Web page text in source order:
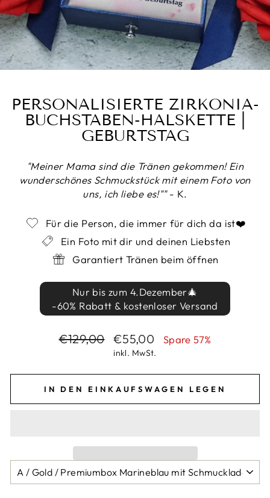
PERSONALISIERTE ZIRKONIA-
BUCHSTABEN-HALSKETTE |
GEBURTSTAG
"Meiner Mama sind die Tränen gekommen! Ein
wunderschönes Schmuckstück mit einem Foto von
uns, ich liebe es!""- K.
Für die Person, die immer für dich da ist❤️
Ein Foto mit dir und deinen Liebsten
Garantiert Tränen beim öffnen
Nur bis zum 4.Dezember🎄
-60% Rabatt & kostenloser Versand
Normaler
€129,00 Sonderpreis
€55,00 Spare 57%
inkl. MwSt.
IN DEN EINKAUFSWAGEN LEGEN